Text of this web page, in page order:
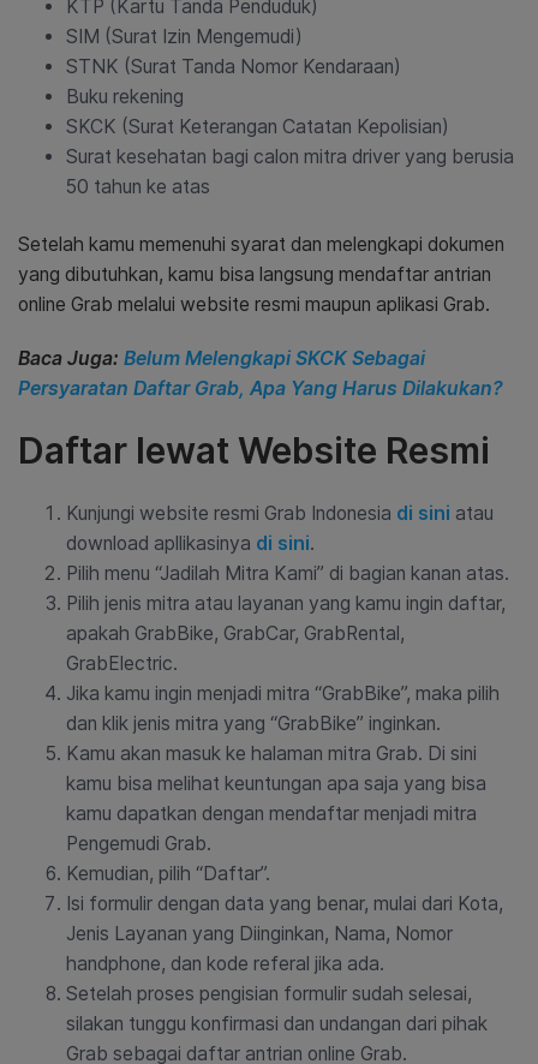
KTP (Kartu Tanda Penduduk)
SIM (Surat Izin Mengemudi)
STNK (Surat Tanda Nomor Kendaraan)
Buku rekening
SKCK (Surat Keterangan Catatan Kepolisian)
Surat kesehatan bagi calon mitra driver yang berusia
50 tahun ke atas
Setelah kamu memenuhi syarat dan melengkapi dokumen
yang dibutuhkan, kamu bisa langsung mendaftar antrian
online Grab melalui website resmi maupun aplikasi Grab.
Baca Juga: Belum Melengkapi SKCK Sebagai
Persyaratan Daftar Grab, Apa Yang Harus Dilakukan?
Daftar lewat Website Resmi
Kunjungi website resmi Grab Indonesia di sini atau
download apllikasinya di sini.
Pilih menu “Jadilah Mitra Kami” di bagian kanan atas.
Pilih jenis mitra atau layanan yang kamu ingin daftar,
apakah GrabBike, GrabCar, GrabRental,
GrabElectric.
Jika kamu ingin menjadi mitra “GrabBike”, maka pilih
dan klik jenis mitra yang “GrabBike” inginkan.
Kamu akan masuk ke halaman mitra Grab. Di sini
kamu bisa melihat keuntungan apa saja yang bisa
kamu dapatkan dengan mendaftar menjadi mitra
Pengemudi Grab.
Kemudian, pilih “Daftar”.
Isi formulir dengan data yang benar, mulai dari Kota,
Jenis Layanan yang Diinginkan, Nama, Nomor
handphone, dan kode referal jika ada.
Setelah proses pengisian formulir sudah selesai,
silakan tunggu konfirmasi dan undangan dari pihak
Grab sebagai daftar antrian online Grab.